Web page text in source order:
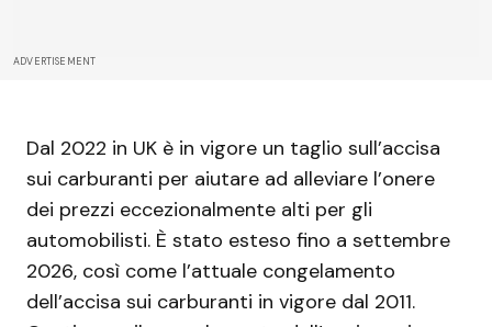
ADVERTISEMENT
Dal 2022 in UK è in vigore un taglio sull’accisa
sui carburanti per aiutare ad alleviare l’onere
dei prezzi eccezionalmente alti per gli
automobilisti. È stato esteso fino a settembre
2026, così come l’attuale congelamento
dell’accisa sui carburanti in vigore dal 2011.